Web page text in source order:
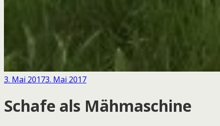
3. Mai 20173. Mai 2017
Schafe als Mähmaschine